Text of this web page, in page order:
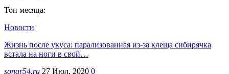
Топ месяца:
Новости
Жизнь после укуса: парализованная из-за клеща сибирячка
встала на ноги в свой…
sonar54.ru 27 Июл, 2020 0